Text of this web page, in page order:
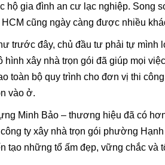
hộ gia đình an cư lạc nghiệp. Song
cũng ngày càng được nhiều
trước đây, chủ đầu tư phải tự mình
hình xây nhà trọn gói đã giúp mọi
toàn bộ quy trình cho đơn vị thi
vào ở.
Minh Bảo – thương hiệu đã có
ty xây nhà trọn gói phường
tạo những tổ ấm đẹp, vững chắc và